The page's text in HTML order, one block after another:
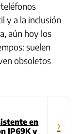
y a la inclusión
aún hoy los
suelen
obsoletos
en
IP69K y
›